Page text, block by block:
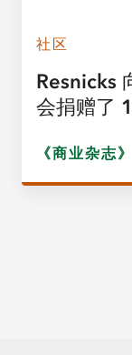
社区
Resnicks
会捐赠了
《商业杂志》